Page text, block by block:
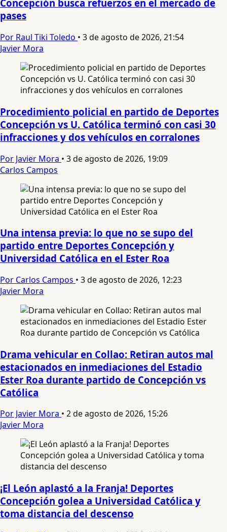
Concepción busca refuerzos en el mercado de
pases
Por Raul Tiki Toledo • 3 de agosto de 2026, 21:54
Javier Mora
Procedimiento policial en partido de Deportes
Concepción vs U. Católica terminó con casi 30
infracciones y dos vehículos en corralones
Por Javier Mora • 3 de agosto de 2026, 19:09
Carlos Campos
Una intensa previa: lo que no se supo del
partido entre Deportes Concepción y
Universidad Católica en el Ester Roa
Por Carlos Campos • 3 de agosto de 2026, 12:23
Javier Mora
Drama vehicular en Collao: Retiran autos mal
estacionados en inmediaciones del Estadio
Ester Roa durante partido de Concepción vs
Católica
Por Javier Mora • 2 de agosto de 2026, 15:26
Javier Mora
¡El León aplastó a la Franja! Deportes
Concepción golea a Universidad Católica y
toma distancia del descenso